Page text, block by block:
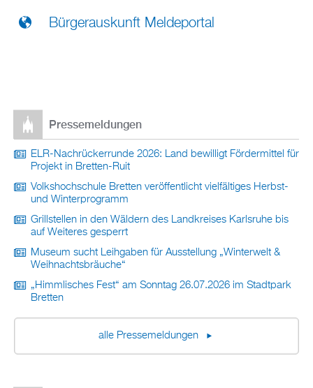
Bürgerauskunft Meldeportal
Pressemeldungen
ELR-Nachrückerrunde 2026: Land bewilligt Fördermittel für
Projekt in Bretten-Ruit
Volkshochschule Bretten veröffentlicht vielfältiges Herbst-
und Winterprogramm
Grillstellen in den Wäldern des Landkreises Karlsruhe bis
auf Weiteres gesperrt
Museum sucht Leihgaben für Ausstellung „Winterwelt &
Weihnachtsbräuche“
„Himmlisches Fest“ am Sonntag 26.07.2026 im Stadtpark
Bretten
alle Pressemeldungen